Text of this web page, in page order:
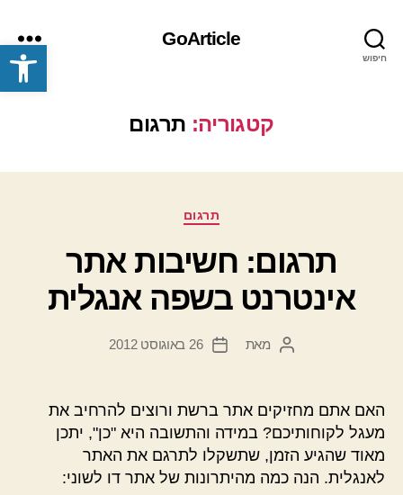
פתח סרגל נגישות חיפוש
GoArticle
תפריט
קטגוריה: תרגום
קטגוריותתרגום
תרגום: חשיבות אתר
אינטרנט בשפה אנגלית
המחבר
מאת
תאריך
26 באוגוסט 2012
האם אתם מחזיקים אתר ברשת ורוצים להרחיב את
מעגל לקוחותיכם? במידה והתשובה היא "כן", יתכן
מאוד שהגיע הזמן, שתשקלו לתרגם את האתר
לאנגלית. הנה כמה מהיתרונות של אתר דו לשוני: